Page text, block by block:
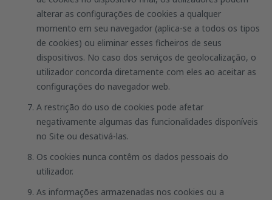
alterar as configurações de cookies a qualquer
momento em seu navegador (aplica-se a todos os tipos
de cookies) ou eliminar esses ficheiros de seus
dispositivos. No caso dos serviços de geolocalização, o
utilizador concorda diretamente com eles ao aceitar as
configurações do navegador web.
A restrição do uso de cookies pode afetar
negativamente algumas das funcionalidades disponíveis
no Site ou desativá-las.
Os cookies nunca contêm os dados pessoais do
utilizador.
As informações armazenadas nos cookies ou a